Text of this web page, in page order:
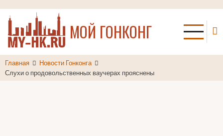
основному
содержанию
МОЙ ГОНКОНГ
Главная
Новости Гонконга
Слухи о продовольственных ваучерах прояснены